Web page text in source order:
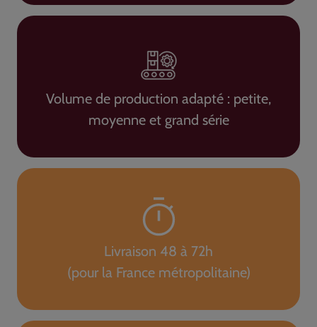
Volume de production adapté : petite,
moyenne et grand série
Livraison 48 à 72h
(pour la France métropolitaine)